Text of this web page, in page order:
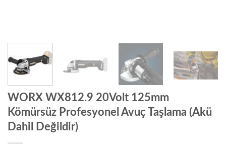
WORX WX812.9 20Volt 125mm
Kömürsüz Profesyonel Avuç Taşlama (Akü
Dahil Değildir)